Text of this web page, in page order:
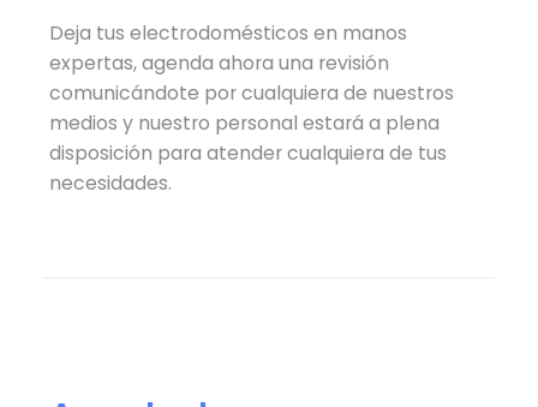
Deja tus electrodomésticos en manos
expertas, agenda ahora una revisión
comunicándote por cualquiera de nuestros
medios y nuestro personal estará a plena
disposición para atender cualquiera de tus
necesidades.